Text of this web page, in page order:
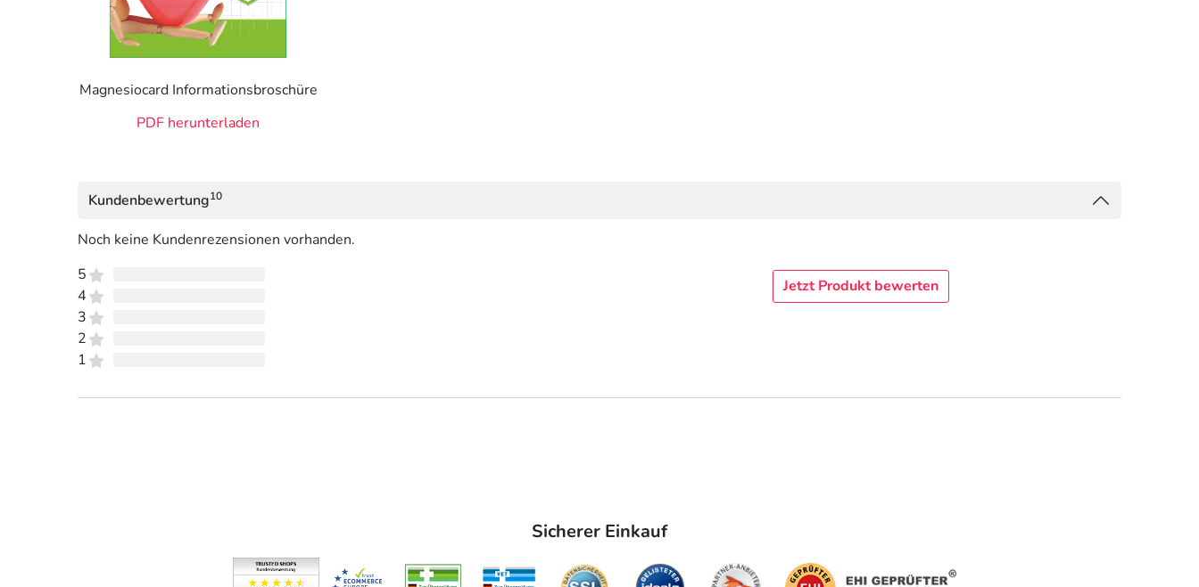
Magnesiocard Informationsbroschüre
PDF herunterladen
Kundenbewertung10
Noch keine Kundenrezensionen vorhanden.
5
4
3
2
1
Jetzt Produkt bewerten
Sicherer Einkauf